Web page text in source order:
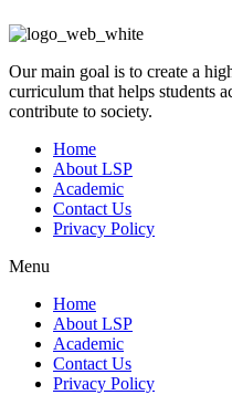
Our main goal is to create a
curriculum that helps students
contribute to society.
Home
About LSP
Academic
Contact Us
Privacy Policy
Menu
Home
About LSP
Academic
Contact Us
Privacy Policy